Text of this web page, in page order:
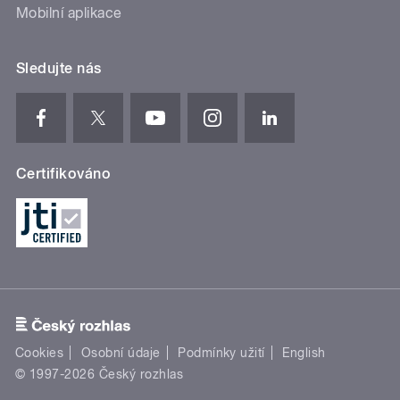
Mobilní aplikace
Sledujte nás
Certifikováno
Cookies Osobní údaje Podmínky užití
English
© 1997-2026 Český rozhlas